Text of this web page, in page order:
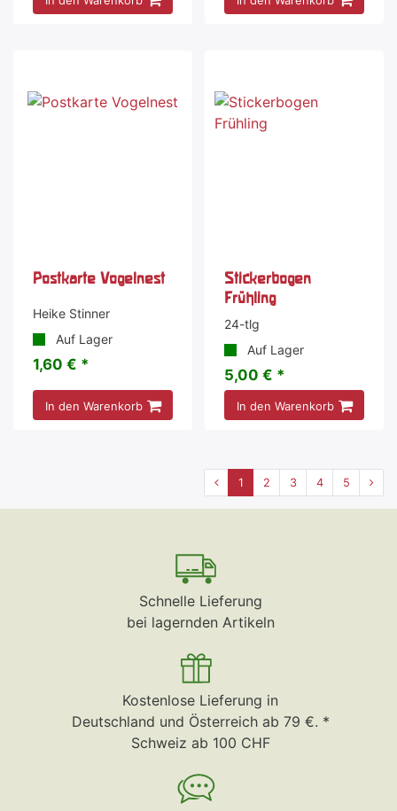
Postkarte Vogelnest
Heike Stinner
Auf Lager
1,60 € *
In den Warenkorb
Stickerbogen
Frühling
24-tlg
Auf Lager
5,00 € *
In den Warenkorb
1 2 3 4 5
Schnelle Lieferung
bei lagernden Artikeln
Kostenlose Lieferung in
Deutschland und Österreich ab 79 €. *
Schweiz ab 100 CHF